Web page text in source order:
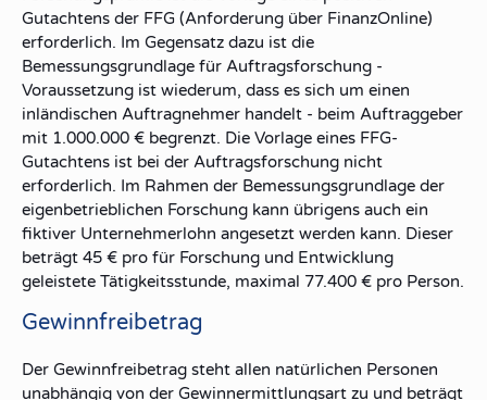
Gutachtens der FFG (Anforderung über FinanzOnline)
erforderlich. Im Gegensatz dazu ist die
Bemessungsgrundlage für Auftragsforschung -
Voraussetzung ist wiederum, dass es sich um einen
inländischen Auftragnehmer handelt - beim Auftraggeber
mit 1.000.000 € begrenzt. Die Vorlage eines FFG-
Gutachtens ist bei der Auftragsforschung nicht
erforderlich. Im Rahmen der Bemessungsgrundlage der
eigenbetrieblichen Forschung kann übrigens auch ein
fiktiver Unternehmerlohn angesetzt werden kann. Dieser
beträgt 45 € pro für Forschung und Entwicklung
geleistete Tätigkeitsstunde, maximal 77.400 € pro Person.
Gewinnfreibetrag
Der Gewinnfreibetrag steht allen natürlichen Personen
unabhängig von der Gewinnermittlungsart zu und beträgt